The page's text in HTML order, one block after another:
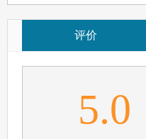
评价
5.0